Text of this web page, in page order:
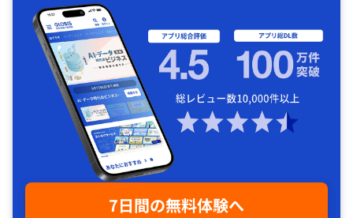
7日間の無料体験へ